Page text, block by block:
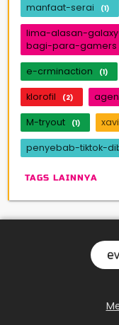
manfaat-serai (1)
lima-alasan-
bagi-para-gamers
e-crminaction (1)
klorofil (2)
M-tryout (1)
penyebab-tiktok-
TAGS LAINNYA